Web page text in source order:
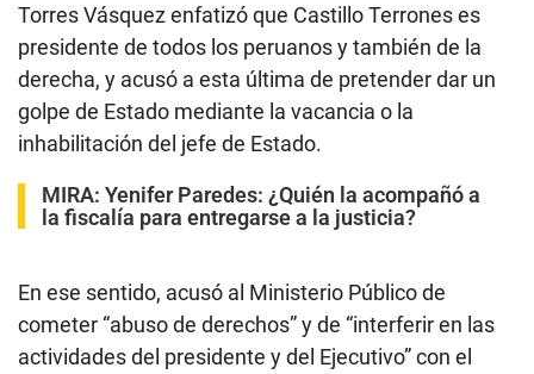
Torres Vásquez enfatizó que Castillo Terrones es
presidente de todos los peruanos y también de la
derecha, y acusó a esta última de pretender dar un
golpe de Estado mediante la vacancia o la
inhabilitación del jefe de Estado.
MIRA: Yenifer Paredes: ¿Quién la acompañó a
la fiscalía para entregarse a la justicia?
En ese sentido, acusó al Ministerio Público de
cometer “abuso de derechos” y de “interferir en las
actividades del presidente y del Ejecutivo” con el